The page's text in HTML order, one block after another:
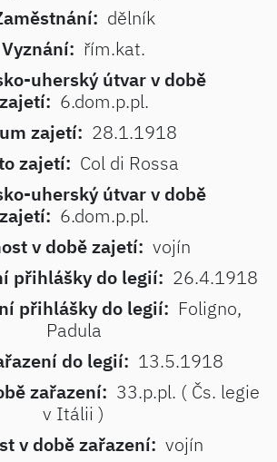
dělník
Vyznání: řím.kat.
uherský útvar v době
zajetí: 6.dom.p.pl.
zajetí: 28.1.1918
zajetí: Col di Rossa
uherský útvar v době
zajetí: 6.dom.p.pl.
v době zajetí: vojín
přihlášky do legií: 26.4.1918
přihlášky do legií: Foligno,
Padula
do legií: 13.5.1918
zařazení: 33.p.pl. ( Čs. legie
v Itálii )
v době zařazení: vojín